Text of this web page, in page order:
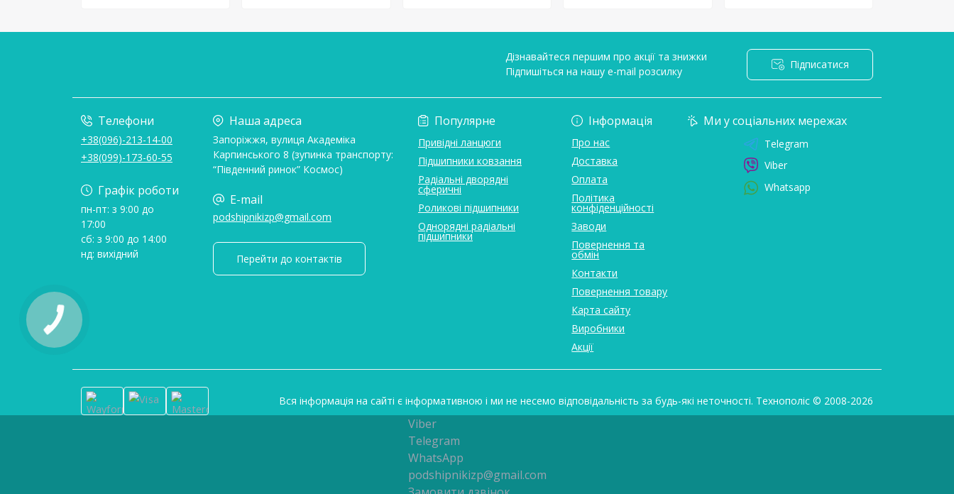
Дізнавайтеся першим про акції та знижки
Підпишіться на нашу e-mail розсилку
Підписатися
Телефони
+38(096)-213-14-00
+38(099)-173-60-55
Графік роботи
пн-пт: з 9:00 до
17:00
сб: з 9:00 до 14:00
нд: вихідний
Наша адреса
Запоріжжя, вулиця Академіка
Карпинського 8 (зупинка транспорту:
“Південний ринок” Космос)
E-mail
podshipnikizp@gmail.com
Перейти до контактів
Популярне
Привідні ланцюги
Підшипники ковзання
Радіальні дворядні
сферичні
Роликові підшипники
Однорядні радіальні
підшипники
Інформація
Про нас
Доставка
Оплата
Політика
конфіденційності
Заводи
Повернення та
обмін
Контакти
Повернення товару
Карта сайту
Виробники
Акції
Ми у соціальних мережах
Telegram
Viber
Whatsapp
Вся інформація на сайті є інформативною і ми не несемо відповідальність за будь-які неточності. Технополіс © 2008-2026
Viber
Telegram
WhatsApp
podshipnikizp@gmail.com